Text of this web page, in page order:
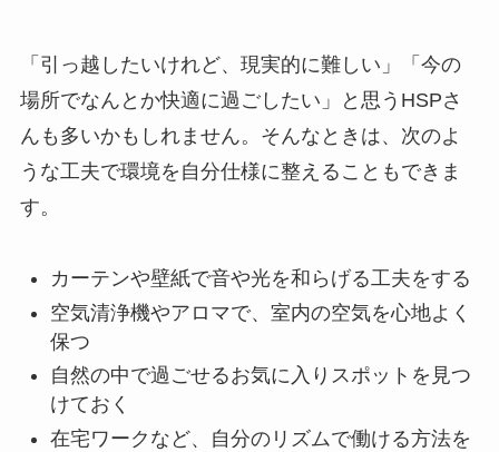
「引っ越したいけれど、現実的に難しい」「今の
場所でなんとか快適に過ごしたい」と思うHSPさ
んも多いかもしれません。そんなときは、次のよ
うな工夫で環境を自分仕様に整えることもできま
す。
カーテンや壁紙で音や光を和らげる工夫をする
空気清浄機やアロマで、室内の空気を心地よく
保つ
自然の中で過ごせるお気に入りスポットを見つ
けておく
在宅ワークなど、自分のリズムで働ける方法を